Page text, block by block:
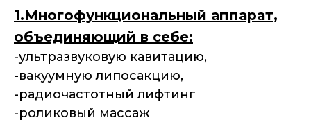
1.Многофункциональный аппарат,
объединяющий в себе:
-ультразвуковую кавитацию,
-вакуумную липосакцию,
-радиочастотный лифтинг
-роликовый массаж